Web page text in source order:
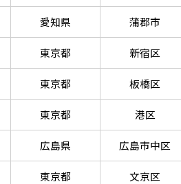
愛知県 蒲郡市
東京都 新宿区
東京都 板橋区
東京都 港区
広島県 広島市中区
東京都 文京区